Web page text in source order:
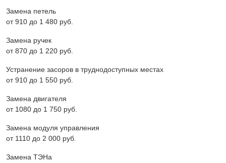
Замена петель
от 910 до 1 480 pyб.
Замена ручек
от 870 до 1 220 pyб.
Устранение засоров в труднодоступных местах
от 910 до 1 550 pyб.
Замена двигателя
от 1080 до 1 750 pyб.
Замена модуля управления
от 1110 до 2 000 pyб.
Замена ТЭНа